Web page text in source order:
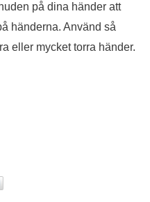
på dina händer att
händerna. Använd så
eller mycket torra händer.